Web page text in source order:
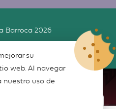
Barroca2026
su
web. Al navegar
nuestro uso de